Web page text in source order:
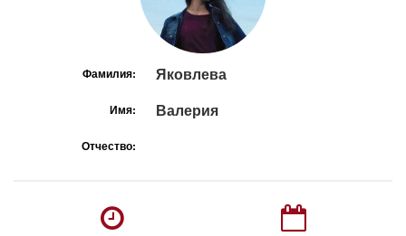
Фамилия: Яковлева
Имя: Валерия
Отчество: